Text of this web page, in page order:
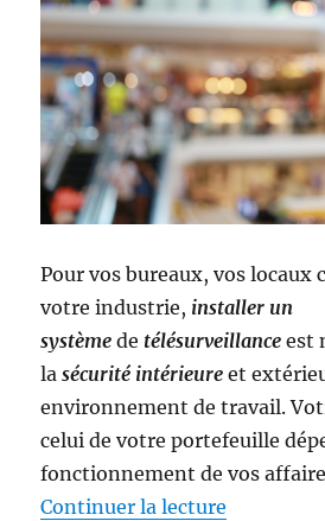
Pour vos bureaux, vos locaux
votre industrie, installer un
systèmede télésurveillance est
lasécurité intérieureet
environnement de travail.
celui de votre portefeuille
fonctionnement de vos
Continuer la lecture